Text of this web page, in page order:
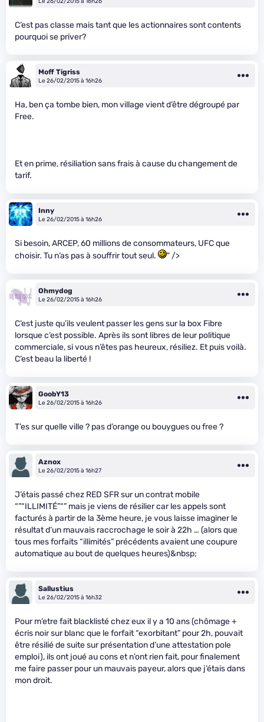
C’est pas classe mais tant que les actionnaires sont contents
pourquoi se priver?
Moff Tigriss
Le 26/02/2015 à 16h26
Ha, ben ça tombe bien, mon village vient d’être dégroupé par
Free.
Et en prime, résiliation sans frais à cause du changement de
tarif.
Inny
Le 26/02/2015 à 16h26
Si besoin, ARCEP, 60 millions de consommateurs, UFC que
choisir. Tu n’as pas à souffrir tout seul.
" />
Ohmydog
Le 26/02/2015 à 16h26
C’est juste qu’ils veulent passer les gens sur la box Fibre
lorsque c’est possible. Après ils sont libres de leur politique
commerciale, si vous n’êtes pas heureux, résiliez. Et puis voilà.
C’est beau la liberté !
GoobY13
Le 26/02/2015 à 16h26
T’es sur quelle ville ? pas d’orange ou bouygues ou free ?
Aznox
Le 26/02/2015 à 16h27
J’étais passé chez RED SFR sur un contrat mobile
“”“ILLIMITÉ”“” mais je viens de résilier car les appels sont
facturés à partir de la 3ème heure, je vous laisse imaginer le
résultat d’un mauvais raccrochage le soir à 22h … (alors que
tous mes forfaits “illimités” précédents avaient une coupure
automatique au bout de quelques heures)&nbsp;
Sallustius
Le 26/02/2015 à 16h32
Pour m’etre fait blacklisté chez eux il y a 10 ans (chômage +
écris noir sur blanc que le forfait “exorbitant” pour 2h, pouvait
être résilié de suite sur présentation d’une attestation pole
emploi), ils ont joué au cons et n’ont rien fait, pour finalement
me faire passer pour un mauvais payeur, alors que j’étais dans
mon droit.